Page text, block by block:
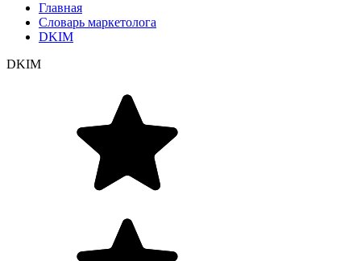
Главная
Словарь маркетолога
DKIM
DKIM